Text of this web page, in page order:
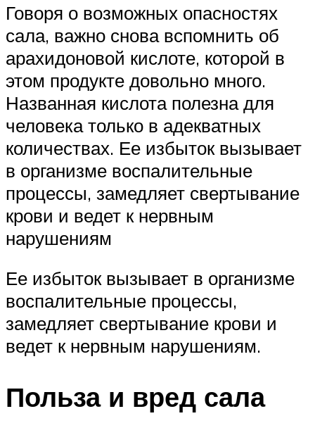
Говоря о возможных опасностях
сала, важно снова вспомнить об
арахидоновой кислоте, которой в
этом продукте довольно много.
Названная кислота полезна для
человека только в адекватных
количествах. Ее избыток вызывает
в организме воспалительные
процессы, замедляет свертывание
крови и ведет к нервным
нарушениям
Ее избыток вызывает в организме
воспалительные процессы,
замедляет свертывание крови и
ведет к нервным нарушениям.
Польза и вред сала